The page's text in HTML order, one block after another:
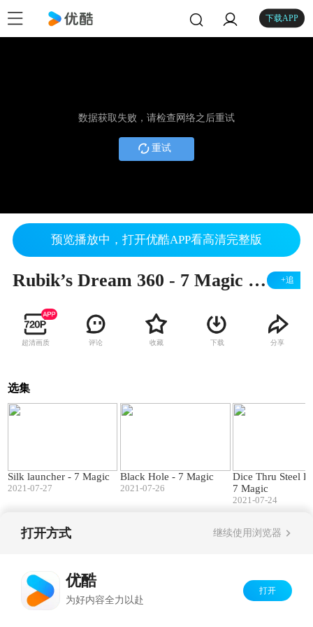
下载APP
数据获取失败，请检查网络之后重试
重试
预览播放中，打开优酷APP看高清完整版
Rubik’s Dream 360 - 7 Magic Inc +追
超清画质 评论 收藏 下载 分享
选集
Silk launcher - 7 Magic
2021-07-27
Black Hole - 7 Magic
2021-07-26
Dice Thru Steel
7 Magic
2021-07-24
打开方式 继续使用浏览器
优酷
为好内容全力以赴
打开